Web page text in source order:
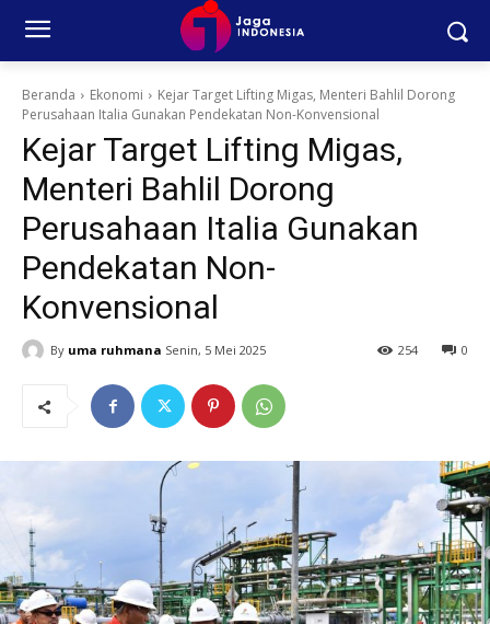
Beranda Ekonomi
Kejar Target Lifting Migas, Menteri Bahlil Dorong
Perusahaan Italia Gunakan Pendekatan Non-Konvensional
Kejar Target Lifting Migas,
Menteri Bahlil Dorong
Perusahaan Italia Gunakan
Pendekatan Non-
Konvensional
By uma ruhmana Senin, 5 Mei 2025 0
254